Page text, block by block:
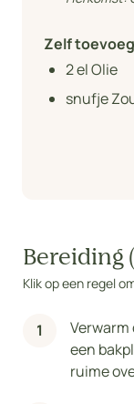
Zelf
2el Olie
snufje
Bereiding
Klik op een regel
Verwarm
een
ruime